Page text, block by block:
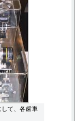
して、各歯車